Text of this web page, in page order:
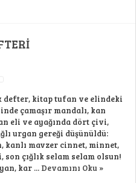
kitap tufan ve elindeki
çamaşır mandalı, kan
an eli ve ayağında dört çivi,
urgan gereği düşünüldü:
kanlı mavzer cinnet, minnet,
çığlık selam selam olsun!
kar ... Devamını Oku »